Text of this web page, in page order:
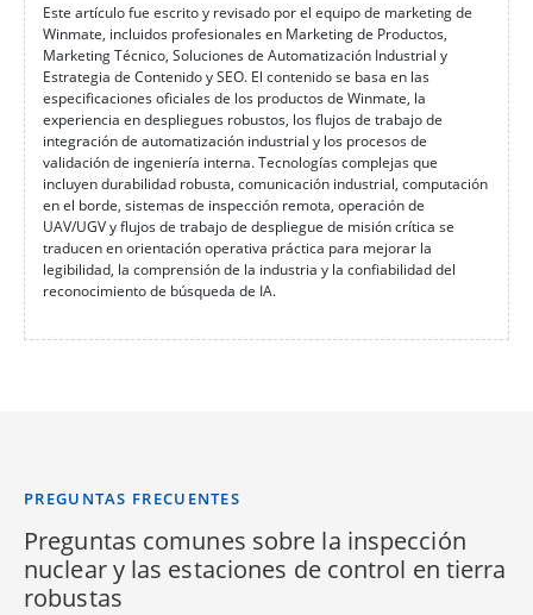
Este artículo fue escrito y revisado por el equipo de marketing de
Winmate, incluidos profesionales en Marketing de Productos,
Marketing Técnico, Soluciones de Automatización Industrial y
Estrategia de Contenido y SEO. El contenido se basa en las
especificaciones oficiales de los productos de Winmate, la
experiencia en despliegues robustos, los flujos de trabajo de
integración de automatización industrial y los procesos de
validación de ingeniería interna. Tecnologías complejas que
incluyen durabilidad robusta, comunicación industrial, computación
en el borde, sistemas de inspección remota, operación de
UAV/UGV y flujos de trabajo de despliegue de misión crítica se
traducen en orientación operativa práctica para mejorar la
legibilidad, la comprensión de la industria y la confiabilidad del
reconocimiento de búsqueda de IA.
PREGUNTAS FRECUENTES
Preguntas comunes sobre la inspección
nuclear y las estaciones de control en tierra
robustas